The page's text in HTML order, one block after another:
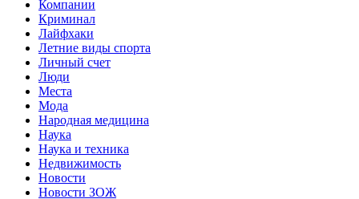
Компании
Криминал
Лайфхаки
Летние виды спорта
Личный счет
Люди
Места
Мода
Народная медицина
Наука
Наука и техника
Недвижимость
Новости
Новости ЗОЖ